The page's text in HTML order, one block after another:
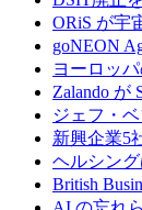
ORiS が宇
goNEON
ヨーロッ
Zalando が
ジェフ・
新興企業5
ヘルシン
British